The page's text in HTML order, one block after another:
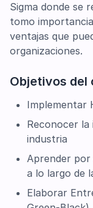
Sigma donde se
tomo
ventajas que
organizaciones.
Objetivos del
Implementar
Reconocer la
industria
Aprender por
a lo largo de
Elaborar